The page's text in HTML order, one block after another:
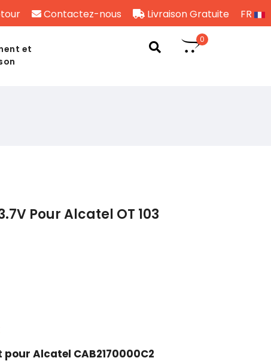
Contactez-nous Livraison Gratuite FR
et
0
Pour Alcatel OT 103
Alcatel CAB2170000C2